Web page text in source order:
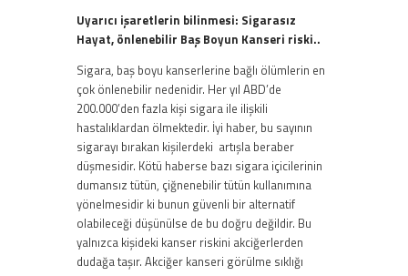
Uyarıcı işaretlerin bilinmesi: Sigarasız
Hayat, önlenebilir Baş Boyun Kanseri riski..
Sigara, baş boyu kanserlerine bağlı ölümlerin en
çok önlenebilir nedenidir. Her yıl ABD’de
200.000’den fazla kişi sigara ile ilişkili
hastalıklardan ölmektedir. İyi haber, bu sayının
sigarayı bırakan kişilerdeki artışla beraber
düşmesidir. Kötü haberse bazı sigara içicilerinin
dumansız tütün, çiğnenebilir tütün kullanımına
yönelmesidir ki bunun güvenli bir alternatif
olabileceği düşünülse de bu doğru değildir. Bu
yalnızca kişideki kanser riskini akciğerlerden
dudağa taşır. Akciğer kanseri görülme sıklığı